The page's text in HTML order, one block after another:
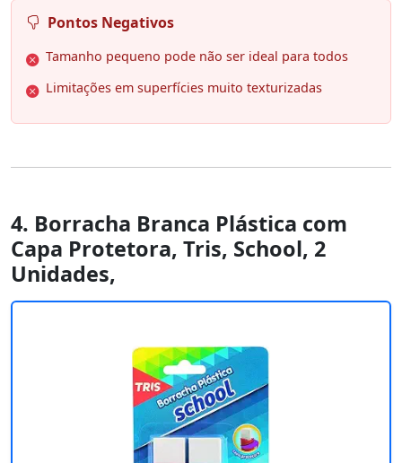
Pontos Negativos
Tamanho pequeno pode não ser ideal para todos
Limitações em superfícies muito texturizadas
4. Borracha Branca Plástica com
Capa Protetora, Tris, School, 2
Unidades,